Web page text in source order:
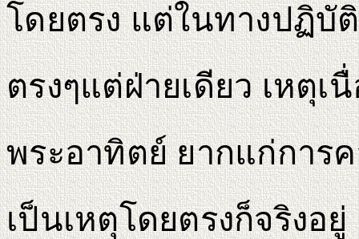
โดยตรง แต่ในทางปฏิ
ตรงๆแต่ฝ่ายเดียว เหตุเ
พระอาทิตย์ ยากแก่กา
เป็นเหตุโดยตรงก็จริง